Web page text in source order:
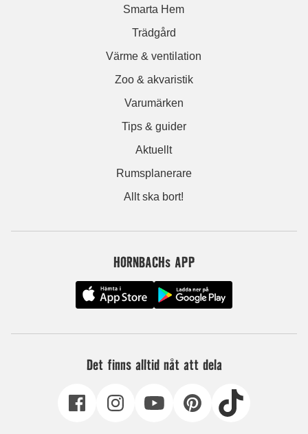
Smarta Hem
Trädgård
Värme & ventilation
Zoo & akvaristik
Varumärken
Tips & guider
Aktuellt
Rumsplanerare
Allt ska bort!
HORNBACHs APP
Det finns alltid nåt att dela